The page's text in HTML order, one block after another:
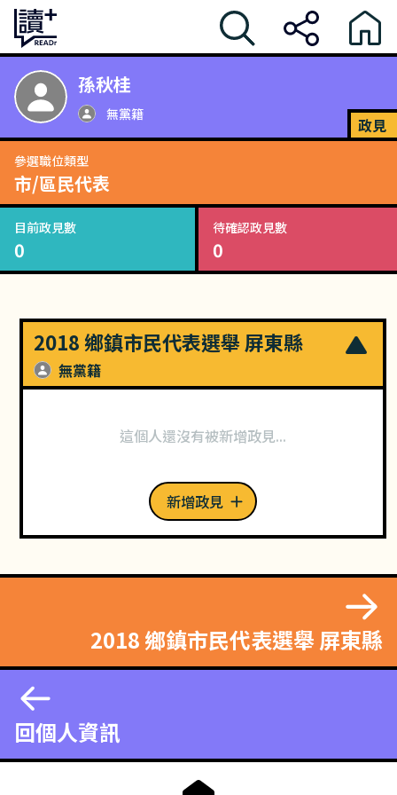
孫秋桂
無黨籍
政見
參選職位類型
市/區民代表
目前政見數
0
待確認政見數
0
2018 鄉鎮市民代表選舉 屏東縣
無黨籍
這個人還沒有被新增政見...
新增政見
回個人資訊
2018 鄉鎮市民代表選舉 屏東縣